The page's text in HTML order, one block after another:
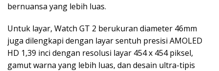
bernuansa yang lebih luas.
Untuk layar, Watch GT 2 berukuran diameter 46mm
juga dilengkapi dengan layar sentuh presisi AMOLED
HD 1,39 inci dengan resolusi layar 454 x 454 piksel,
gamut warna yang lebih luas, dan desain ultra-tipis